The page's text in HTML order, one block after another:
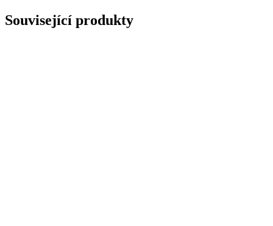
Související produkty